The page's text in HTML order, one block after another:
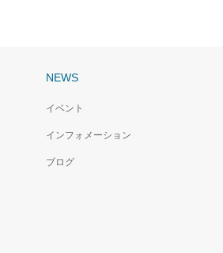
NEWS
イベント
インフォメーション
ブログ